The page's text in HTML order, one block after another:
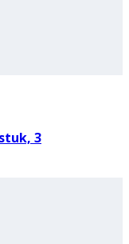
3